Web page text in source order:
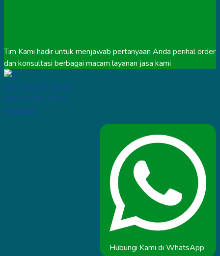
Tim Kami hadir untuk menjawab pertanyaan Anda perihal order
dan konsultasi berbagai macam layanan jasa kami
Chat WA Klik Disini
0857.0211.1110
Available
Hubungi Kami di WhatsApp